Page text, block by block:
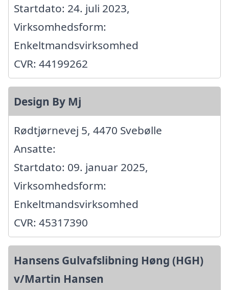
Startdato: 24. juli 2023,
Virksomhedsform:
Enkeltmandsvirksomhed
CVR: 44199262
Design By Mj
Rødtjørnevej 5, 4470 Svebølle
Ansatte:
Startdato: 09. januar 2025,
Virksomhedsform:
Enkeltmandsvirksomhed
CVR: 45317390
Hansens Gulvafslibning Høng (HGH)
v/Martin Hansen